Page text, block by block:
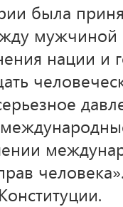
была
нации и